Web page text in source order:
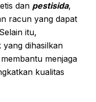
dan pestisida,
racun yang dapat
itu,
yang dihasilkan
menjaga
kualitas